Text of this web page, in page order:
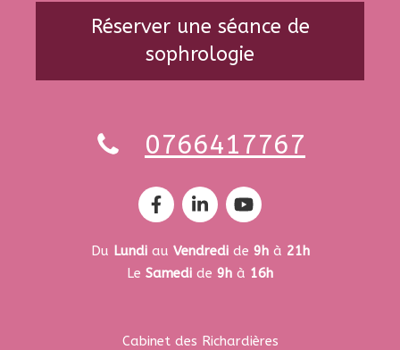
Réserver une séance de
sophrologie
0766417767
Du Lundiau Vendredide 9hà 21h
Le Samedi de 9h à 16h
Cabinet des Richardières